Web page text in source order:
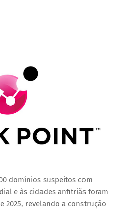
domínios suspeitos com
e às cidades anfitriãs foram
2025, revelando a construção